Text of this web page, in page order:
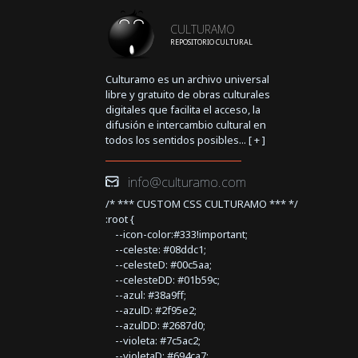
CULTURAMO
REPOSITORIO CULTURAL
Culturamo es un archivo universal
libre y gratuito de obras culturales
digitales que facilita el acceso, la
difusión e intercambio cultural en
todos los sentidos posibles... [+]
info@culturamo.com
/* *** CUSTOM CSS CULTURAMO *** */
:root {
--icon-color:#333!important;
--celeste: #08ddc1;
--celesteD: #00c5aa;
--celesteDD: #01b59c;
--azul: #38a9ff;
--azulD: #2f95e2;
--azulDD: #2687d0;
--violeta: #7c5ac2;